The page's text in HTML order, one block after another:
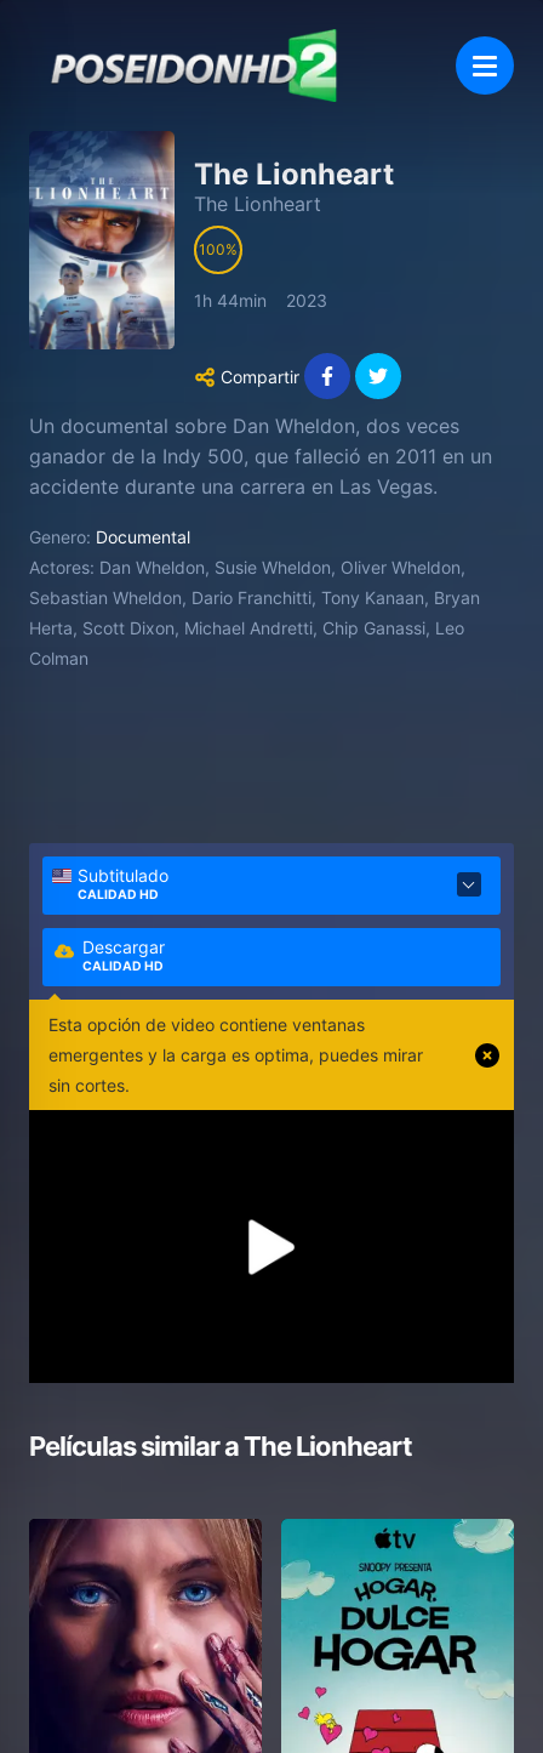
The Lionheart
The Lionheart
100
1h 44min 2023
Compartir
Un documental sobre Dan Wheldon, dos veces
ganador de la Indy 500, que falleció en 2011 en un
accidente durante una carrera en Las Vegas.
Genero: Documental
Actores: Dan Wheldon, Susie Wheldon, Oliver Wheldon,
Sebastian Wheldon, Dario Franchitti, Tony Kanaan, Bryan
Herta, Scott Dixon, Michael Andretti, Chip Ganassi, Leo
Colman
Subtitulado
CALIDAD HD
Descargar
CALIDAD HD
Esta opción de video contiene ventanas
emergentes y la carga es optima, puedes mirar
sin cortes.
Películas similar aThe Lionheart